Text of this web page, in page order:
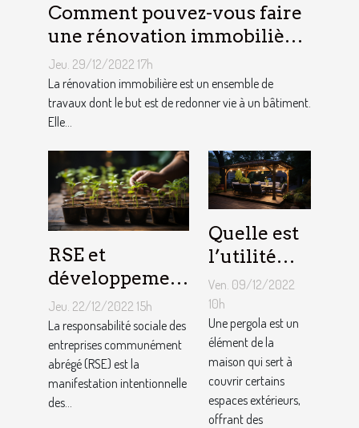
Comment pouvez-vous faire
une rénovation immobilière
?
Jeu. 29/12/2022 17h
La rénovation immobilière est un ensemble de
travaux dont le but est de redonner vie à un bâtiment.
Elle...
RSE et
développement
durable :
Comment
décrocher vite
un emploi avec
ce profil ?
Jeu. 22/12/2022 15h
La responsabilité sociale des
entreprises communément
abrégé (RSE) est la
manifestation intentionnelle
des...
Quelle est
l’utilité
d’une
pergola ?
Ven. 09/12/2022
10h
Une pergola est un
élément de la
maison qui sert à
couvrir certains
espaces extérieurs,
offrant des